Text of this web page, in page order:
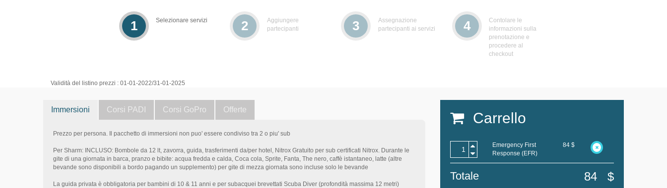
1 Selezionare servizi 2
Aggiungere
partecipanti
3
Assegnazione
partecipanti ai servizi
4
Contolare le
informazioni sulla
prenotazione e
procedere al
checkout
Validità del listino prezzi : 01-01-2022/31-01-2025
Immersioni Corsi PADI Corsi GoPro Offerte
Prezzo per persona. Il pacchetto di immersioni non puo' essere condiviso tra 2 o piu' sub
Per Sharm: INCLUSO: Bombole da 12 lt, zavorra, guida, trasferimenti da/per hotel, Nitrox Gratuito per sub certificati Nitrox. Durante le
gite di una giornata in barca, pranzo e bibite: acqua fredda e calda, Coca cola, Sprite, Fanta, The nero, caffè istantaneo, latte (altre
bevande sono disponibili a bordo pagando un supplemento) per gite di mezza giornata sono incluse solo le bevande
La guida privata è obbligatoria per bambini di 10 & 11 anni e per subacquei brevettati Scuba Diver (profondità massima 12 metri)
Carrello
Emergency First
Response (EFR)
84 $
Totale 84 $